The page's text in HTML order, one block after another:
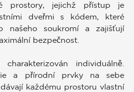
prostory, jejichž přístup je
dveřmi s kódem, které
našeho soukromí a zajišťují
bezpečnost.
individuálně.
a přírodní prvky na sebe
každému prostoru vlastní